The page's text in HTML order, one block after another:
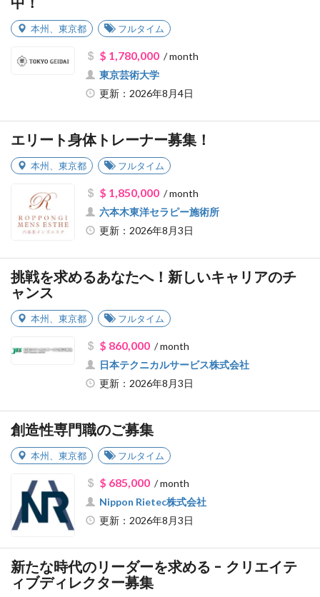
本州 東京都 フルタイム
$ 1,780,000/ month
東京芸術大学
更新：2026年8月4日
エリート身体トレーナー募集！
本州 東京都 フルタイム
$ 1,850,000/ month
六本木東洋セラピー施術所
更新：2026年8月3日
挑戦を求めるあなたへ！新しいキャリアのチ
ャンス
本州 東京都 フルタイム
$ 860,000/ month
日本テクニカルサービス株式会社
更新：2026年8月3日
創造性専門職のご募集
本州 東京都 フルタイム
$ 685,000/ month
Nippon Rietec株式会社
更新：2026年8月3日
新たな時代のリーダーを求める - クリエイテ
ィブディレクター募集